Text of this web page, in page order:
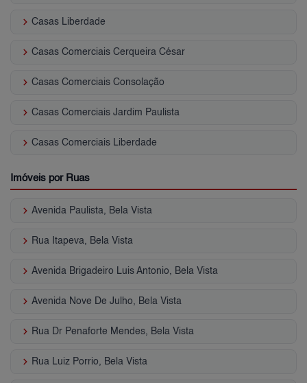
keyboard_arrow_right Casas Liberdade
keyboard_arrow_right Casas Comerciais Cerqueira César
keyboard_arrow_right Casas Comerciais Consolação
keyboard_arrow_right Casas Comerciais Jardim Paulista
keyboard_arrow_right Casas Comerciais Liberdade
Imóveis por Ruas
keyboard_arrow_right Avenida Paulista, Bela Vista
keyboard_arrow_right Rua Itapeva, Bela Vista
keyboard_arrow_right Avenida Brigadeiro Luis Antonio, Bela Vista
keyboard_arrow_right Avenida Nove De Julho, Bela Vista
keyboard_arrow_right Rua Dr Penaforte Mendes, Bela Vista
keyboard_arrow_right Rua Luiz Porrio, Bela Vista